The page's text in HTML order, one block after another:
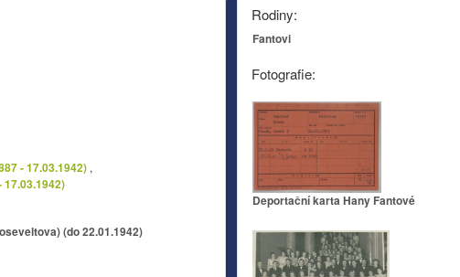
Rodiny:
Fantovi
Fotografie:
Deportační karta Hany Fantové
- 17.03.1942) ,
17.03.1942)
(do 22.01.1942)